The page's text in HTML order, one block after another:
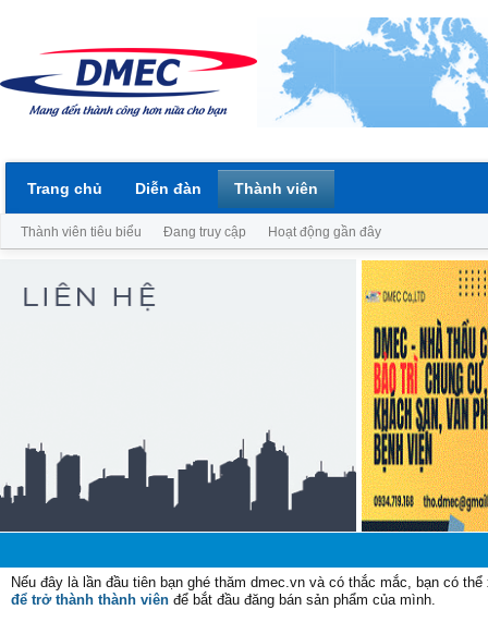
Nếu đây là lần đầu tiên bạn ghé thăm dmec.vn và có thắc mắc, bạn có
để trở thành thành viên để bắt đầu đăng bán sản phẩm của mình.
Trang chủ Diễn đàn Thành viên
Thành viên tiêu biểu Đang truy cập Hoạt động gần đây